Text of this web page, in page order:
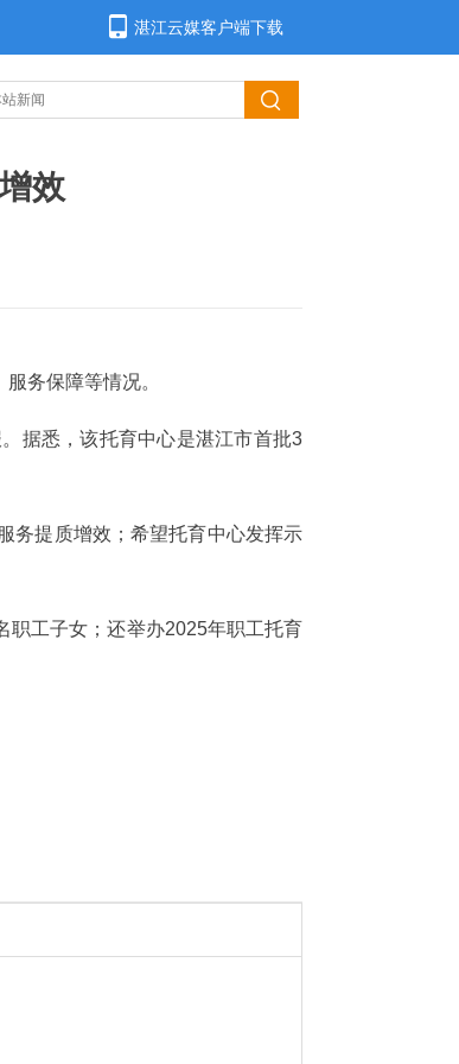
湛江云媒客户端下载
效
务保障等情况。
据悉，该托育中心是湛江市首批3
务提质增效；希望托育中心发挥示
职工子女；还举办2025年职工托育